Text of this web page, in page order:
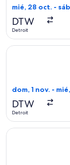
mié, 28 oct. -
DTW
Detroit
dom, 1 nov. - mié,
DTW
Detroit
Seleccionar
Seleccionar